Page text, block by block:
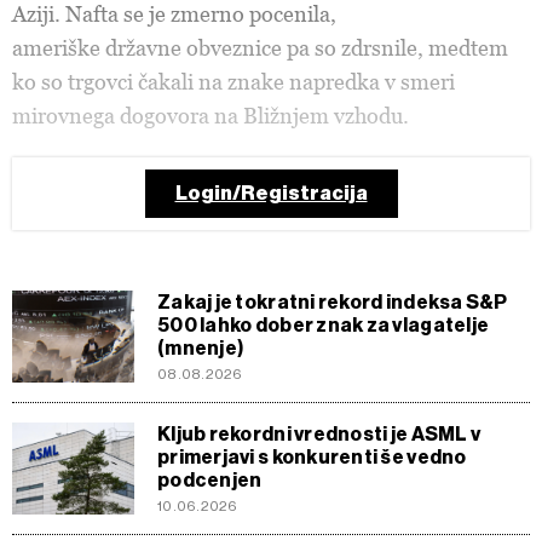
Aziji. Nafta se je zmerno pocenila,
ameriške državne obveznice pa so zdrsnile, medtem
ko so trgovci čakali na znake napredka v smeri
mirovnega dogovora na Bližnjem vzhodu.
Login/Registracija
Zakaj je tokratni rekord indeksa S&P
500 lahko dober znak za vlagatelje
(mnenje)
08.08.2026
Kljub rekordni vrednosti je ASML v
primerjavi s konkurenti še vedno
podcenjen
10.06.2026